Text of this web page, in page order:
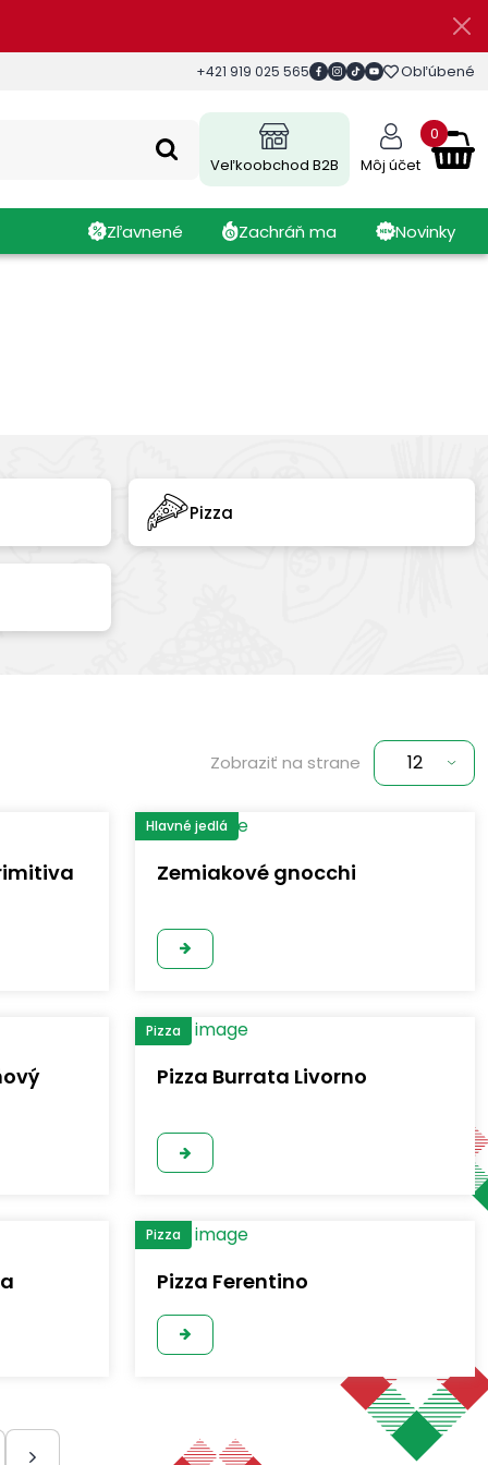
+421 919 025 565 Obľúbené
Veľkoobchod B2B Môj účet
0
Zľavnené Zachráň ma Novinky
Pizza
Zobraziť na strane
Hlavné jedlá
Zemiakové gnocchi
Pizza
Pizza Burrata Livorno
Pizza
Pizza Ferentino